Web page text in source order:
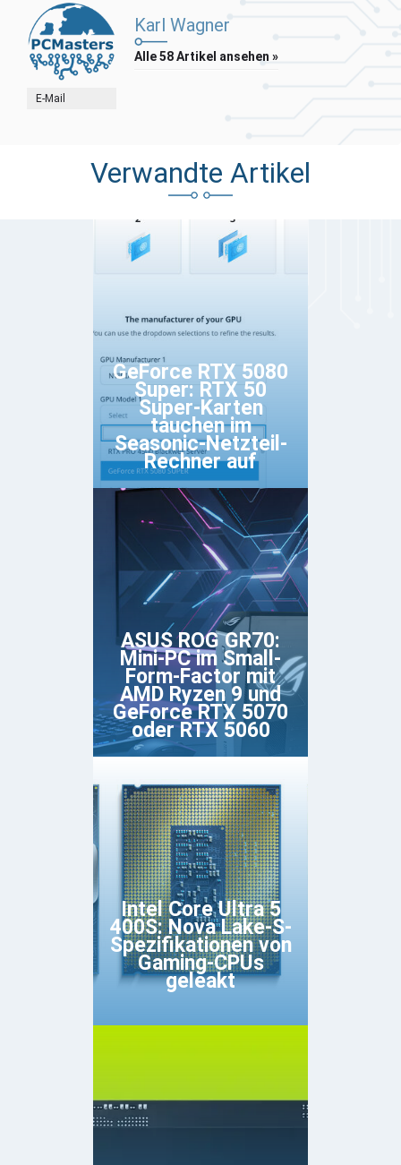
E-Mail
Karl Wagner
Alle 58 Artikel ansehen »
Verwandte Artikel
GeForce RTX 5080
Super: RTX 50
Super-Karten
tauchen im
Seasonic-Netzteil-
Rechner auf
ASUS ROG GR70:
Mini-PC im Small-
Form-Factor mit
AMD Ryzen 9 und
GeForce RTX 5070
oder RTX 5060
Intel Core Ultra 5
400S: Nova Lake-S-
Spezifikationen von
Gaming-CPUs
geleakt